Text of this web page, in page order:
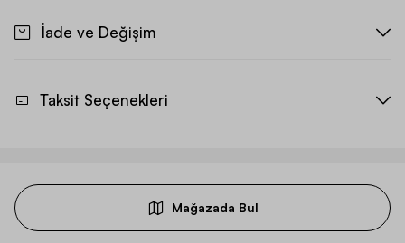
İade ve Değişim
Taksit Seçenekleri
Mağazada Bul